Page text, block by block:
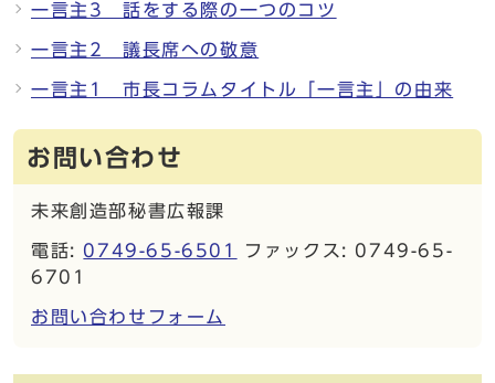
一言主3 話をする際の一つのコツ
一言主2 議長席への敬意
一言主1 市長コラムタイトル「一言主」の由来
お問い合わせ
未来創造部秘書広報課
電話: 0749-65-6501
ファックス: 0749-65-
6701
お問い合わせフォーム